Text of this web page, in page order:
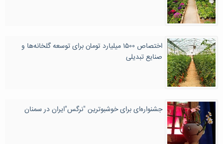
اختصاص ۱۵۰۰ میلیارد تومان برای توسعه گلخانه‌ها و
صنایع تبدیلی
جشنواره‌ای برای خوشبوترین "نرگس"ایران در سمنان